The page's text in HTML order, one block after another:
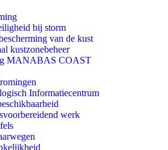
bij storm
van de kust
kustzonebeheer
MANABAS COAST
Informatiecentrum
werk